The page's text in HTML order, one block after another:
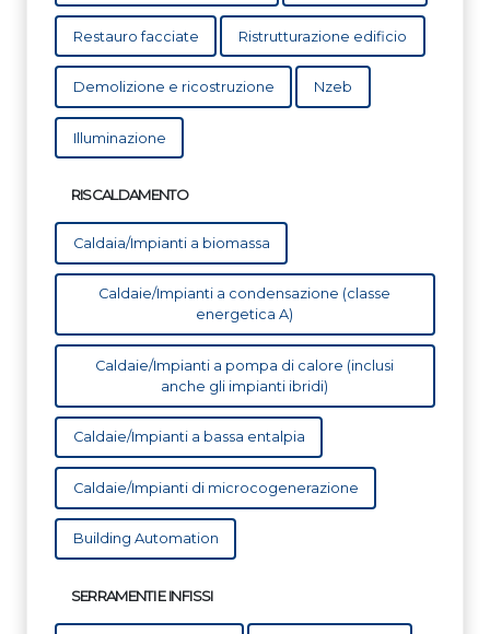
Restauro facciate Ristrutturazione edificio
Demolizione e ricostruzione Nzeb
Illuminazione
RISCALDAMENTO
Caldaia/Impianti a biomassa
Caldaie/Impianti a condensazione (classe
energetica A)
Caldaie/Impianti a pompa di calore (inclusi
anche gli impianti ibridi)
Caldaie/Impianti a bassa entalpia
Caldaie/Impianti di microcogenerazione
Building Automation
SERRAMENTI E INFISSI